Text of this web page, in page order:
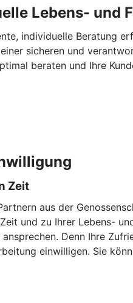
Lebens- und
individuelle Beratung
sicheren und
beraten und Ihre
Zeit
aus der
und zu Ihrer Lebens-
Denn Ihre
einwilligen. Sie